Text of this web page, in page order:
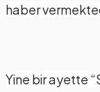
haber
Yine bir ayette